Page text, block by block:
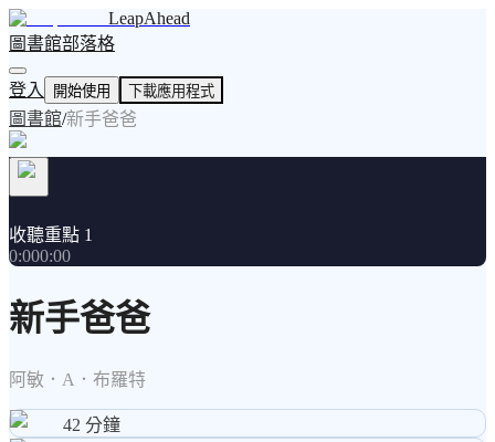
LeapAhead
圖書館部落格
登入 開始使用 下載應用程式
圖書館/新手爸爸
收聽重點 1
0:000:00
新手爸爸
阿敏．A．布羅特
42 分鐘